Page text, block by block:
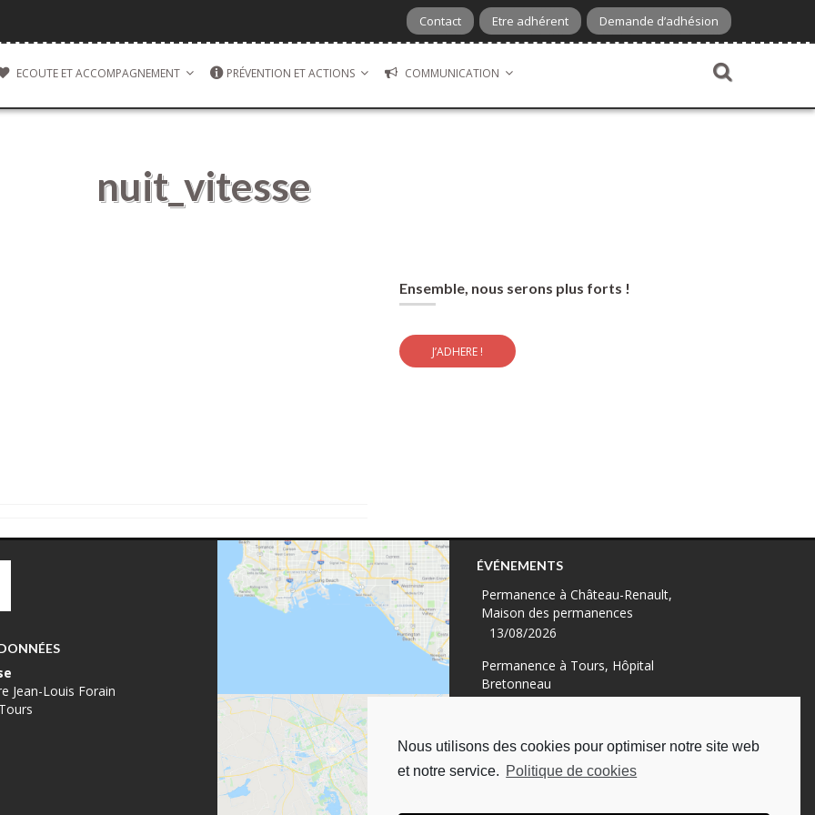
Nous utilisons des cookies pour optimiser notre site web
et notre service. Politique de cookies
Contact Etre adhérent Demande d’adhésion
ECOUTE ET ACCOMPAGNEMENT PRÉVENTION ET ACTIONS COMMUNICATION
nuit_vitesse
Ensemble, nous serons plus forts !
J’ADHERE !
Jean-Louis Forain
ÉVÉNEMENTS
Permanence à Château-Renault,
Maison des permanences
13/08/2026
Permanence à Tours, Hôpital
Bretonneau
Permanence à Tours, à l'UDAF
19/08/2026